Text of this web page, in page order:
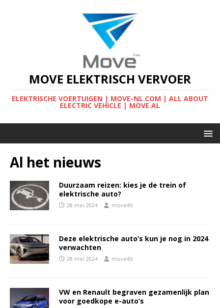
MOVE ELEKTRISCH VERVOER
ELEKTRISCHE VOERTUIGEN | MOVE-NL.COM | ALL ABOUT
ELECTRIC VEHICLE | MOVE.AL
Al het nieuws
Duurzaam reizen: kies je de trein of
elektrische auto?
28 mei 2024 move45
Deze elektrische auto’s kun je nog in 2024
verwachten
28 mei 2024 move45
VW en Renault begraven gezamenlijk plan
voor goedkope e-auto’s